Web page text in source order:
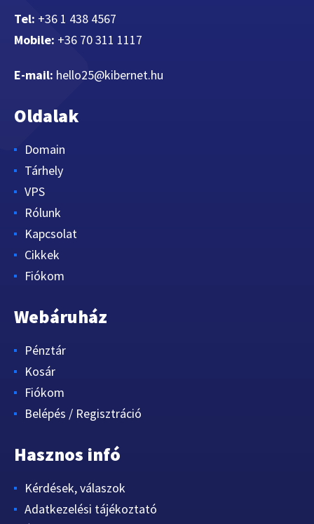
Tel: +36 1 438 4567
Mobile: +36 70 311 1117
E-mail: hello25@kibernet.hu
Oldalak
Domain
Tárhely
VPS
Rólunk
Kapcsolat
Cikkek
Fiókom
Webáruház
Pénztár
Kosár
Fiókom
Belépés / Regisztráció
Hasznos infó
Kérdések, válaszok
Adatkezelési tájékoztató